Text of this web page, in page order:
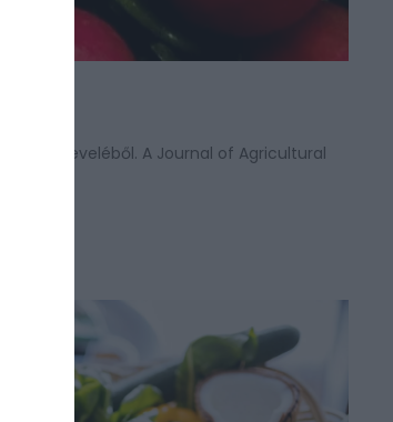
a leveléből. A Journal of Agricultural